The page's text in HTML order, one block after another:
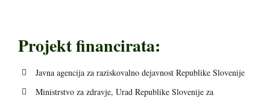
Projekt financirata:
Javna agencija za raziskovalno dejavnost Republike Slovenije
Ministrstvo za zdravje, Urad Republike Slovenije za